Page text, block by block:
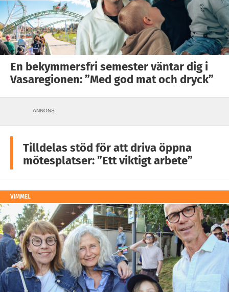
En bekymmersfri semester väntar dig i
Vasaregionen: ”Med god mat och dryck”
ANNONS
Tilldelas stöd för att driva öppna
mötesplatser: ”Ett viktigt arbete”
VIMMEL